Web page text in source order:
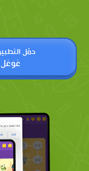
حمّل
غوغل